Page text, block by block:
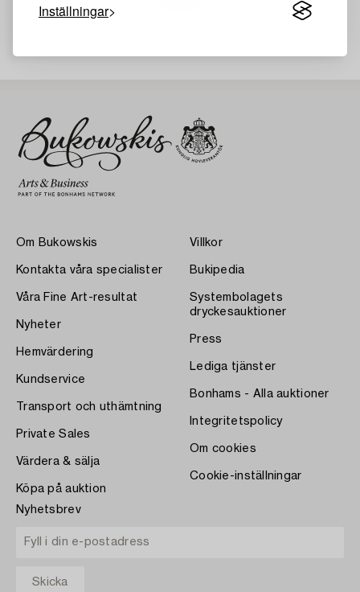
Inställningar
Om Bukowskis
Kontakta våra specialister
Våra Fine Art-resultat
Nyheter
Hemvärdering
Kundservice
Transport och uthämtning
Private Sales
Värdera & sälja
Köpa på auktion
Villkor
Bukipedia
Systembolagets
dryckesauktioner
Press
Lediga tjänster
Bonhams - Alla auktioner
Integritetspolicy
Om cookies
Cookie-inställningar
Nyhetsbrev